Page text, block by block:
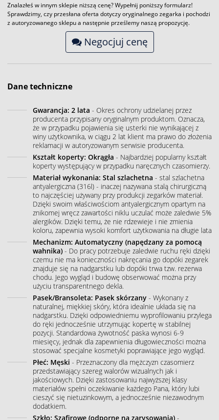
Znalazłeś w innym sklepie niższą cenę? Wypełnij poniższy formularz!
Sprawdzimy, czy przesłana oferta dotyczy oryginalnego zegarka i pochodzi
z autoryzowanego sklepu a następnie prześlemy naszą propozycję.
Negocjuj cenę
Dane techniczne
Gwarancja: 2 lata - Okres ochrony udzielanej przez
producenta przypisany oryginalnym produktom. Oznacza,
że w przypadku pojawienia się usterki nie wynikającej z
winy użytkownika, w ciągu 2 lat klient ma prawo do złożenia
reklamacji w autoryzowanym serwisie producenta.
Kształt koperty: Okrągła - Najbardziej popularny kształt
koperty występujący w przypadku naręcznych czasomierzy.
Materiał wykonania: Stal szlachetna - stal szlachetna
antyalergiczna (316l) - inaczej nazywana stalą chirurgiczną
to najczęściej używany przy produkcji zegarków materiał.
Dzięki swoim właściwościom antyalergicznym opartym na
znikomej wręcz zawartości niklu uczulać może zaledwie 5%
alergików. Dzięki temu, że nie rdzewieje i nie zmienia
koloru, zapewnia wysoki komfort użytkowania na długie lata
Mechanizm: Automatyczny (napędzany za pomocą
wahnika) - Do pracy potrzebuje zaledwie ruchu ręki dzięki
czemu nie ma konieczności nakręcania go dopóki zegarek
znajduje się na nadgarstku lub dopóki trwa tzw. rezerwa
chodu. Jego wygląd i budowę obserwować można przy
użyciu transparentnego dekla.
Pasek/Bransoleta: Pasek skórzany - Wykonany z
naturalnej, miękkiej skóry, która idealnie układa się na
nadgarstku. Dzięki odpowiedniemu wyprofilowaniu przylega
do ręki jednocześnie utrzymując kopertę w stabilnej
pozycji. Standardowa żywotność paska wynosi 6-9
miesięcy, jednak dla zapewnienia długowieczności można
stosować specjalne kosmetyki poprawiające jego wygląd.
Płeć: Męski - Przeznaczony dla mężczyzn czasomierz
przedstawiający szereg walorów wizualnych jak i
jakościowych. Dzięki zastosowaniu najwyższej klasy
materiałów spełni oczekiwanie każdego Pana, który lubi
cieszyć się nietuzinkowym, a jednocześnie niezawodnym
dodatkiem.
Szkło: Szafirowe (odporne na zarysowania) -